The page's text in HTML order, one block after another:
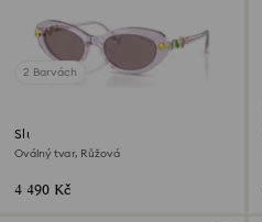
2 Barvách
Sluneční brýle
Oválný tvar, Růžová
4 490 Kč